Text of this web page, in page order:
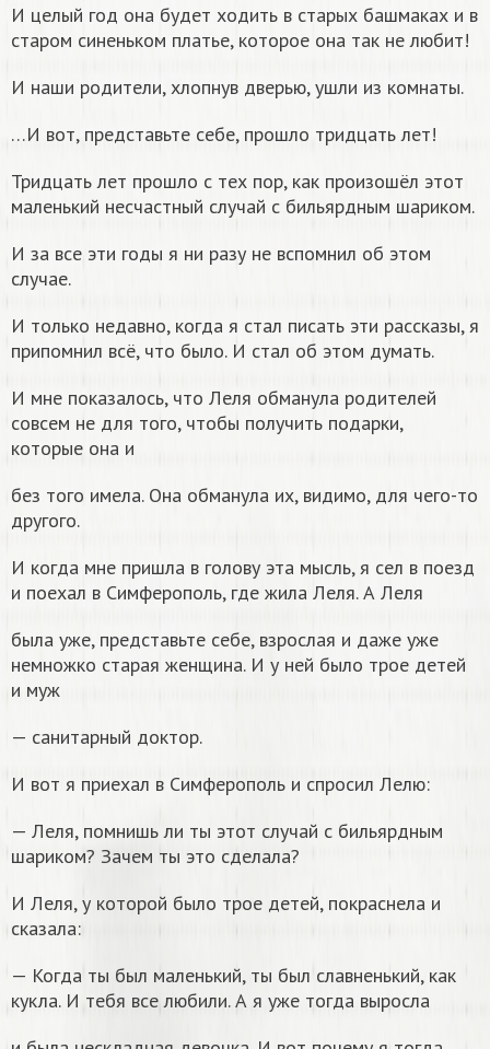
И целый год она будет ходить в старых башмаках и в
старом синеньком платье, которое она так не любит!
И наши родители, хлопнув дверью, ушли из комнаты.
…И вот, представьте себе, прошло тридцать лет!
Тридцать лет прошло с тех пор, как произошёл этот
маленький несчастный случай с бильярдным шариком.
И за все эти годы я ни разу не вспомнил об этом
случае.
И только недавно, когда я стал писать эти рассказы, я
припомнил всё, что было. И стал об этом думать.
И мне показалось, что Леля обманула родителей
совсем не для того, чтобы получить подарки,
которые она и
без того имела. Она обманула их, видимо, для чего-то
другого.
И когда мне пришла в голову эта мысль, я сел в поезд
и поехал в Симферополь, где жила Леля. А Леля
была уже, представьте себе, взрослая и даже уже
немножко старая женщина. И у ней было трое детей
и муж
— санитарный доктор.
И вот я приехал в Симферополь и спросил Лелю:
— Леля, помнишь ли ты этот случай с бильярдным
шариком? Зачем ты это сделала?
И Леля, у которой было трое детей, покраснела и
сказала:
— Когда ты был маленький, ты был славненький, как
кукла. И тебя все любили. А я уже тогда выросла